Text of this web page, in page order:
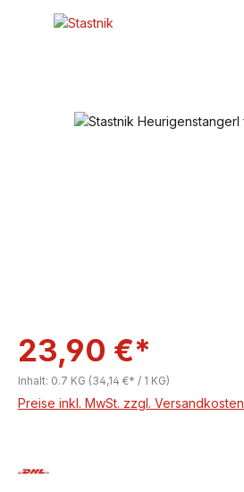
Bildergalerie überspringen
23,90 €*
Inhalt: 0.7 KG (34,14 €* / 1 KG)
Preise inkl. MwSt. zzgl. Versandkosten